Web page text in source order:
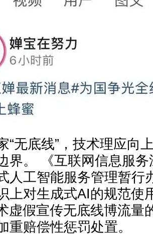
“无底线”，技术理应向
界。 《互联网信息服
人工智能服务管理暂行
上对生成式AI的规范使
虚假宣传无底线博流量
重赔偿性惩罚处置。